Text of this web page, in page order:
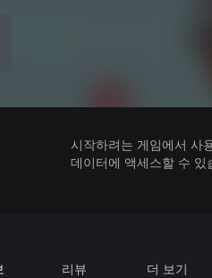
시작하려는 게임에서 사
데이터에 액세스할 수 있
리뷰 더 보기